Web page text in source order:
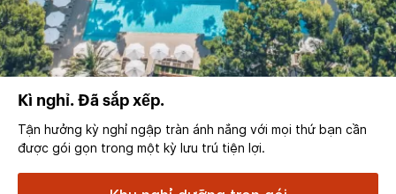
Kì nghỉ. Đã sắp xếp.
Tận hưởng kỳ nghỉ ngập tràn ánh nắng với mọi thứ bạn cần
được gói gọn trong một kỳ lưu trú tiện lợi.